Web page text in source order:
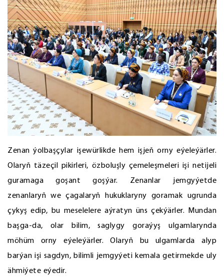
Zenan ýolbaşçylar işewürlikde hem işjeň orny eýeleýärler.
Olaryň täzeçil pikirleri, özboluşly çemeleşmeleri işi netijeli
guramaga goşant goşýar. Zenanlar jemgyýetde
zenanlaryň we çagalaryň hukuklaryny goramak ugrunda
çykyş edip, bu meselelere aýratyn üns çekýärler. Mundan
başga-da, olar bilim, saglygy goraýyş ulgamlarynda
möhüm orny eýeleýärler. Olaryň bu ulgamlarda alyp
barýan işi sagdyn, bilimli jemgyýeti kemala getirmekde uly
ähmiýete eýedir.